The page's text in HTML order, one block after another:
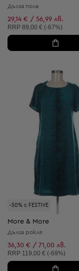
Дълга пола
29,14 € / 56,99 лв.
Препоръчителна цена:
RRP 89,00 € (-67%)
-50% с FESTIVE
More & More
Дълга рокля
36,30 € / 71,00 лв.
Препоръчителна цена:
RRP 119,00 € (-69%)